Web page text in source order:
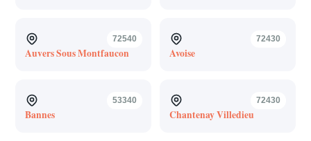
72540
Auvers Sous Montfaucon
72430
Avoise
53340
Bannes
72430
Chantenay Villedieu